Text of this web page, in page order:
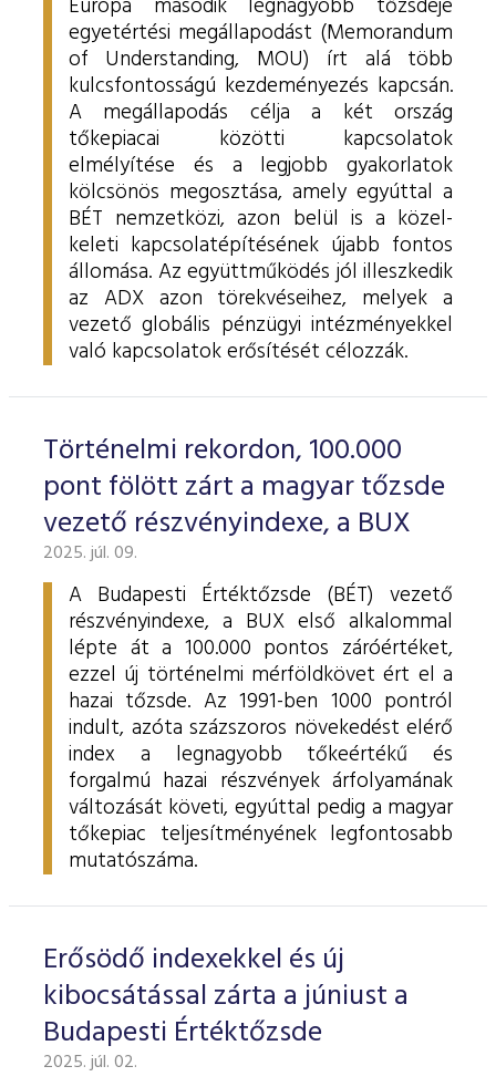
Európa második legnagyobb tőzsdéje
egyetértési megállapodást (Memorandum
of Understanding, MOU) írt alá több
kulcsfontosságú kezdeményezés kapcsán.
A megállapodás célja a két ország
tőkepiacai közötti kapcsolatok
elmélyítése és a legjobb gyakorlatok
kölcsönös megosztása, amely egyúttal a
BÉT nemzetközi, azon belül is a közel-
keleti kapcsolatépítésének újabb fontos
állomása. Az együttműködés jól illeszkedik
az ADX azon törekvéseihez, melyek a
vezető globális pénzügyi intézményekkel
való kapcsolatok erősítését célozzák.
Történelmi rekordon, 100.000
pont fölött zárt a magyar tőzsde
vezető részvényindexe, a BUX
2025. júl. 09.
A Budapesti Értéktőzsde (BÉT) vezető
részvényindexe, a BUX első alkalommal
lépte át a 100.000 pontos záróértéket,
ezzel új történelmi mérföldkövet ért el a
hazai tőzsde. Az 1991-ben 1000 pontról
indult, azóta százszoros növekedést elérő
index a legnagyobb tőkeértékű és
forgalmú hazai részvények árfolyamának
változását követi, egyúttal pedig a magyar
tőkepiac teljesítményének legfontosabb
mutatószáma.
Erősödő indexekkel és új
kibocsátással zárta a júniust a
Budapesti Értéktőzsde
2025. júl. 02.